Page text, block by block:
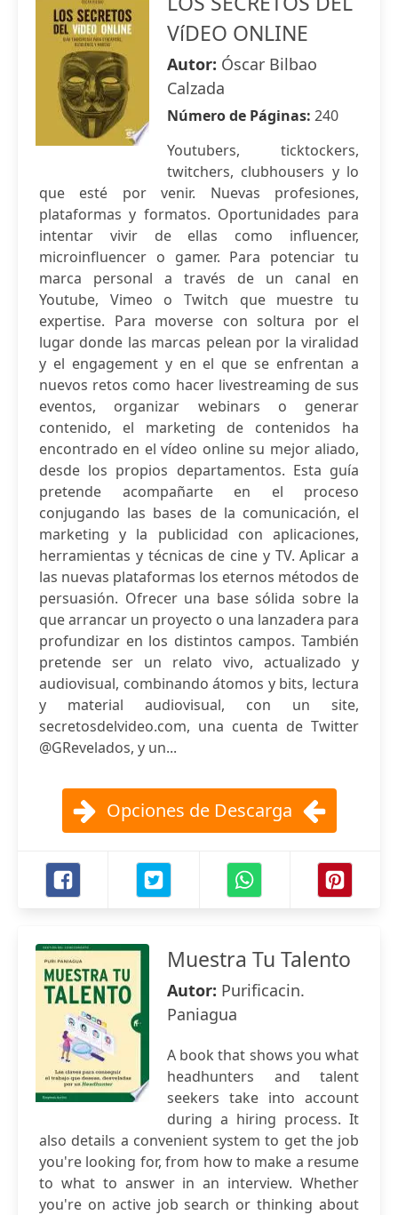
VíDEO ONLINE
Autor: Óscar Bilbao
Calzada
Número de Páginas: 240
Youtubers, ticktockers,
twitchers, clubhousers y lo
que esté por venir. Nuevas profesiones,
plataformas y formatos. Oportunidades para
intentar vivir de ellas como influencer,
microinfluencer o gamer. Para potenciar tu
marca personal a través de un canal en
Youtube, Vimeo o Twitch que muestre tu
expertise. Para moverse con soltura por el
lugar donde las marcas pelean por la viralidad
y el engagement y en el que se enfrentan a
nuevos retos como hacer livestreaming de sus
eventos, organizar webinars o generar
contenido, el marketing de contenidos ha
encontrado en el vídeo online su mejor aliado,
desde los propios departamentos. Esta guía
pretende acompañarte en el proceso
conjugando las bases de la comunicación, el
marketing y la publicidad con aplicaciones,
herramientas y técnicas de cine y TV. Aplicar a
las nuevas plataformas los eternos métodos de
persuasión. Ofrecer una base sólida sobre la
que arrancar un proyecto o una lanzadera para
profundizar en los distintos campos. También
pretende ser un relato vivo, actualizado y
audiovisual, combinando átomos y bits, lectura
y material audiovisual, con un site,
secretosdelvideo.com, una cuenta de Twitter
@GRevelados, y un...
Opciones de Descarga
Muestra Tu Talento
Autor: Purificacin.
Paniagua
A book that shows you what
headhunters and talent
seekers take into account
during a hiring process. It
also details a convenient system to get the job
you're looking for, from how to make a resume
to what to answer in an interview. Whether
you're on active job search or thinking about